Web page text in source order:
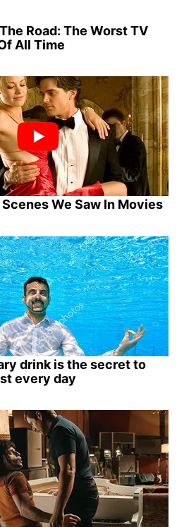
Road: The Worst TV
All Time
We Saw In Movies
drink is the secret to
every day